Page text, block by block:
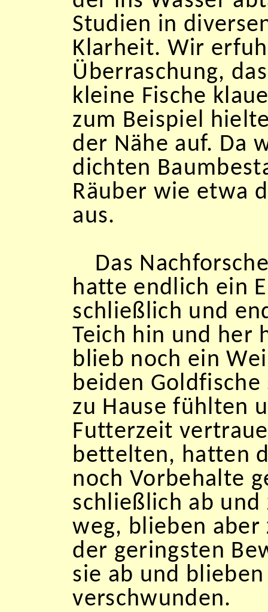
Studien in
Klarheit. Wir
Überraschung,
kleine Fische
zum Beispiel
der Nähe auf. Da
dichten
Räuber wie etwa
aus.
Das
hatte endlich ein
schließlich und
Teich hin und her
blieb noch ein
beiden
zu Hause fühlten
Futterzeit
bettelten, hatten
noch Vorbehalte
schließlich ab
weg, blieben aber
der geringsten
sie ab und
verschwunden.